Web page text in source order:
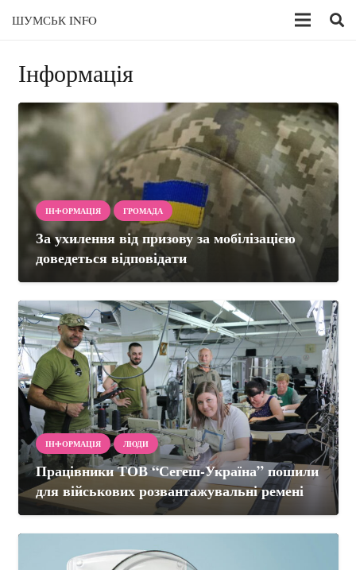
ШУМСЬК INFO
Інформація
ІНФОРМАЦІЯ ГРОМАДА
За ухилення від призову за мобілізацією
доведеться відповідати
ІНФОРМАЦІЯ ЛЮДИ
Працівники ТОВ “Сегеш-Україна” пошили
для військових розвантажувальні ремені